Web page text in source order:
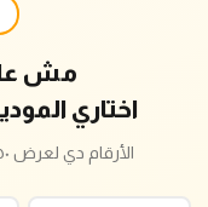
مش
اختاري
الأرقام دي لعرض ١٥٠ سم — زي كل أقمشة ماهيتاب.كوم